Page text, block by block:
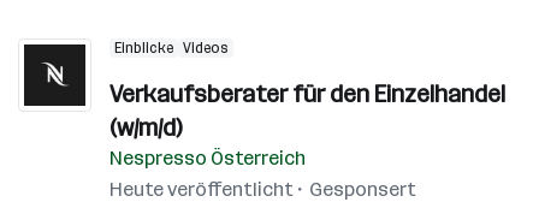
Kärnten
Einblicke Videos
Verkaufsberater für den Einzelhandel
(w/m/d)
Nespresso Österreich
Heute veröffentlicht
Gesponsert